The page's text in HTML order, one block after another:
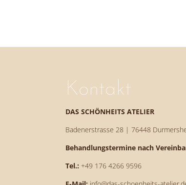
Kontakt
DAS SCHÖNHEITS ATELIER
Badenerstrasse 28 | 76448
Behandlungstermine nach
Tel.: +49 176 4266 9596